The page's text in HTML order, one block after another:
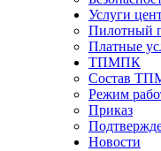
Услуги
Пилотный
Платные
ТПМПК
Состав
Режим
Приказ
Новости